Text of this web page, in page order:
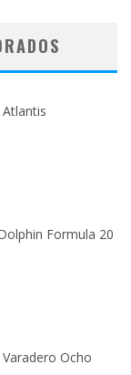
Formula 20
Ocho